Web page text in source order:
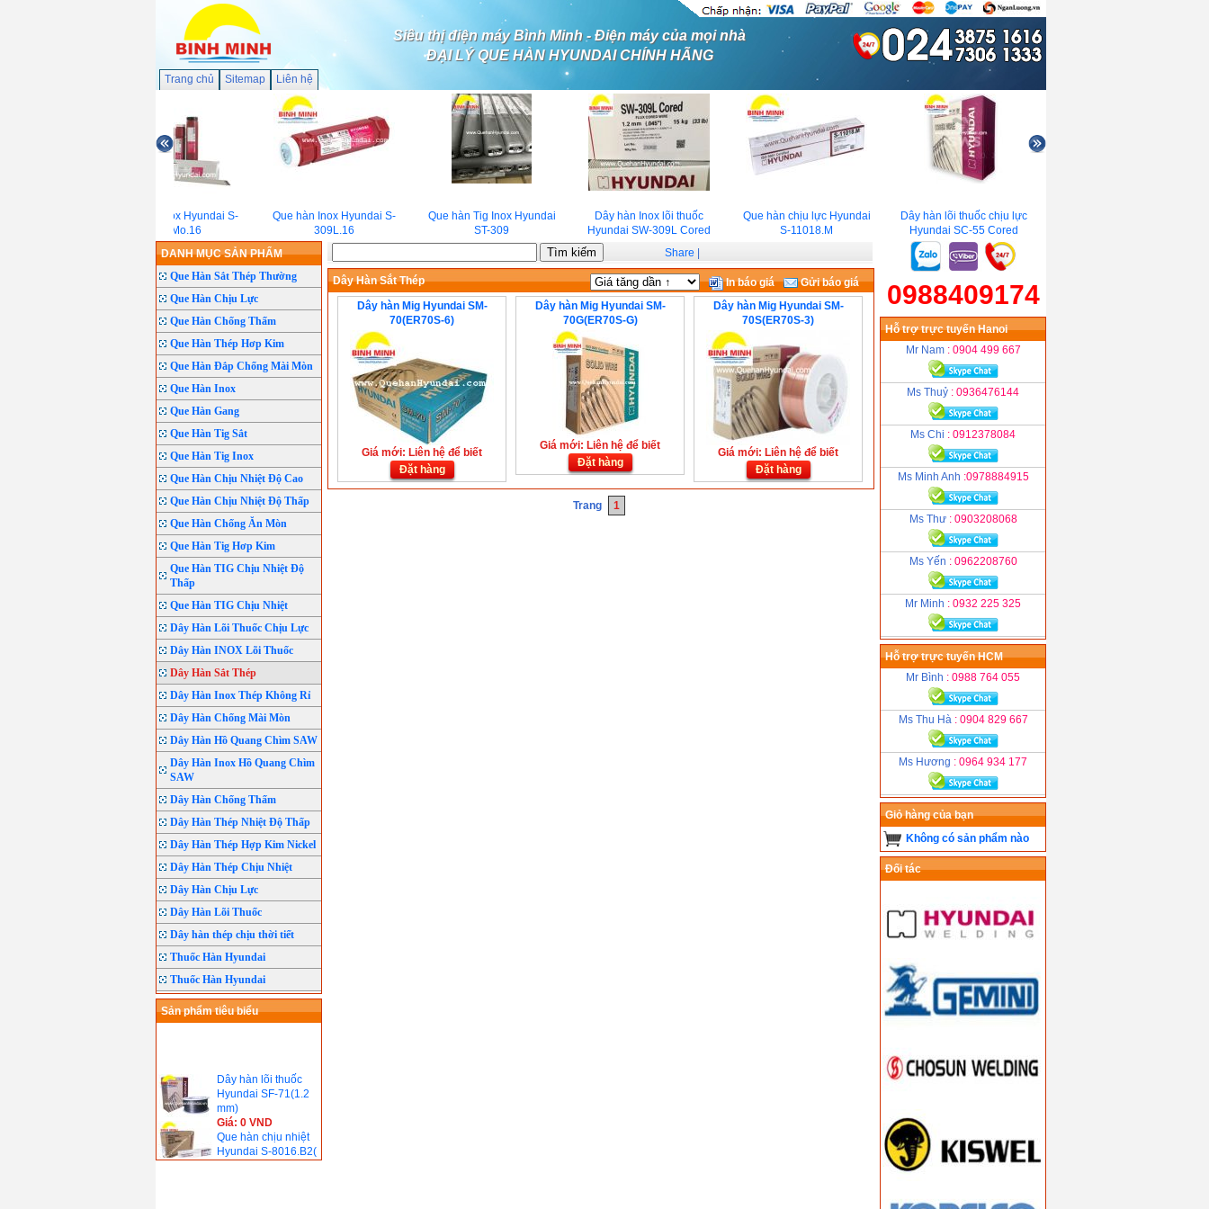
Siêu thị điện máy Bình Minh - Điện máy của mọi nhà
ĐẠI LÝ QUE HÀN HYUNDAI CHÍNH HÃNG
Trang chủ Sitemap Liên hệ
Que hàn Inox Hyundai S-
308Mo.16
Que hàn Inox Hyundai S-
309L.16
Que hàn Tig Inox Hyundai
ST-309
Dây hàn Inox lõi thuốc
Hyundai SW-309L Cored
Que hàn chịu lực Hyundai
S-11018.M
Dây hàn lõi thuốc chịu lực
Hyundai SC-55 Cored
DANH MỤC SẢN PHẨM
Que Hàn Sắt Thép Thường
Que Hàn Chịu Lực
Que Hàn Chống Thấm
Que Hàn Thép Hơp Kim
Que Hàn Đắp Chống Mài Mòn
Que Hàn Inox
Que Hàn Gang
Que Hàn Tig Sắt
Que Hàn Tig Inox
Que Hàn Chịu Nhiệt Độ Cao
Que Hàn Chịu Nhiệt Độ Thấp
Que Hàn Chống Ăn Mòn
Que Hàn Tig Hơp Kim
Que Hàn TIG Chịu Nhiệt Độ
Thấp
Que Hàn TIG Chịu Nhiệt
Dây Hàn Lõi Thuốc Chịu Lực
Dây Hàn INOX Lõi Thuốc
Dây Hàn Sắt Thép
Dây Hàn Inox Thép Không Rỉ
Dây Hàn Chống Mài Mòn
Dây Hàn Hồ Quang Chìm SAW
Dây Hàn Inox Hồ Quang Chìm
SAW
Dây Hàn Chống Thấm
Dây Hàn Thép Nhiệt Độ Thấp
Dây Hàn Thép Hợp Kim Nickel
Dây Hàn Thép Chịu Nhiệt
Dây Hàn Chịu Lực
Dây Hàn Lõi Thuốc
Dây hàn thép chịu thời tiết
Thuốc Hàn Hyundai
Thuốc Hàn Hyundai
Sản phẩm tiêu biểu
Dây hàn lõi thuốc
Hyundai SF-71(1.2
mm)
Giá: 0 VND
Que hàn chịu nhiệt
Hyundai S-8016.B2(
690℃)
Share
Dây Hàn Sắt Thép In báo giá
Gửi báo giá
Dây hàn Mig Hyundai SM-
70(ER70S-6)
Giá mới: Liên hệ để biết
Đặt hàng
Dây hàn Mig Hyundai SM-
70G(ER70S-G)
Giá mới: Liên hệ để biết
Đặt hàng
Dây hàn Mig Hyundai SM-
70S(ER70S-3)
Giá mới: Liên hệ để biết
Đặt hàng
Trang 1
0988409174
Hỗ trợ trực tuyến Hanoi
Mr Nam : 0904 499 667
Ms Thuỷ : 0936476144
Ms Chi : 0912378084
Ms Minh Anh :0978884915
Ms Thư : 0903208068
Ms Yến : 0962208760
Mr Minh : 0932 225 325
Hỗ trợ trực tuyến HCM
Mr Bình : 0988 764 055
Ms Thu Hà : 0904 829 667
Ms Hương : 0964 934 177
Giỏ hàng của bạn
Không có sản phẩm nào
Đối tác